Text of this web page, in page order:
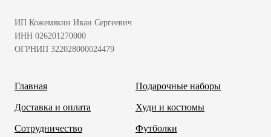
ИП Кожемякин Иван Сергеевич
ИНН 026201270000
ОГРНИП 322028000024479
Главная
Доставка и оплата
Сотрудничество
Подарочные наборы
Худи и костюмы
Футболки